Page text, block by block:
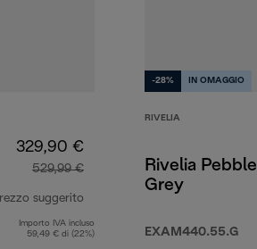
329,90 €
529,99 €
suggerito
prezzo originale 529,99 €
Importo IVA incluso
59,49 € di (22%)
-28% IN OMAGGIO
RIVELIA
Rivelia Pebble
Grey
EXAM440.55.G